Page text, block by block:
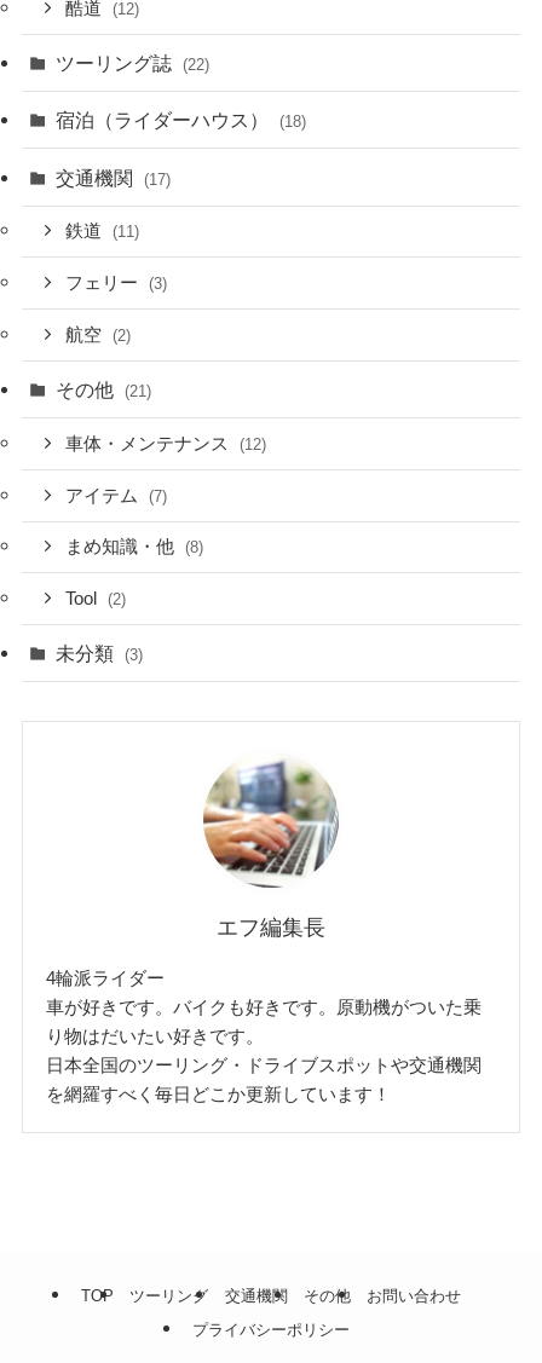
酷道 (12)
ツーリング誌 (22)
宿泊（ライダーハウス） (18)
交通機関 (17)
鉄道 (11)
フェリー (3)
航空 (2)
その他 (21)
車体・メンテナンス (12)
アイテム (7)
まめ知識・他 (8)
Tool (2)
未分類 (3)
エフ編集長
4輪派ライダー
車が好きです。バイクも好きです。原動機がついた乗
り物はだいたい好きです。
日本全国のツーリング・ドライブスポットや交通機関
を網羅すべく毎日どこか更新しています！
TOP ツーリング 交通機関 その他
お問い合わせ
プライバシーポリシー